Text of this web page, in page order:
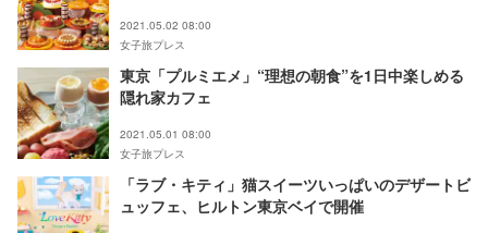
2021.05.02 08:00
女子旅プレス
東京「プルミエメ」“理想の朝食”を1日中楽しめる
隠れ家カフェ
2021.05.01 08:00
女子旅プレス
「ラブ・キティ」猫スイーツいっぱいのデザートビ
ュッフェ、ヒルトン東京ベイで開催